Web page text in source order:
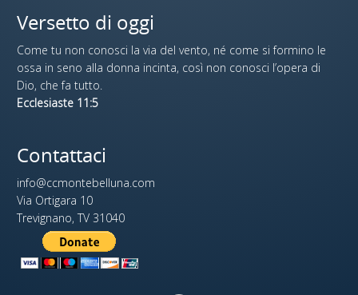
Versetto di oggi
Come tu non conosci la via del vento, né come si formino le
ossa in seno alla donna incinta, così non conosci l’opera di
Dio, che fa tutto.
Ecclesiaste 11:5
Contattaci
info@ccmontebelluna.com
Via Ortigara 10
Trevignano, TV 31040